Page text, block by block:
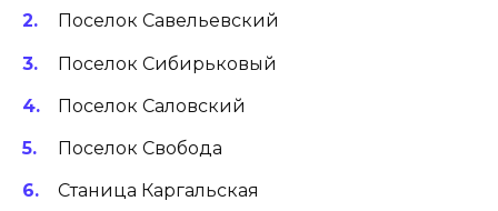
Поселок Савельевский
Поселок Сибирьковый
Поселок Саловский
Поселок Свобода
Станица Каргальская